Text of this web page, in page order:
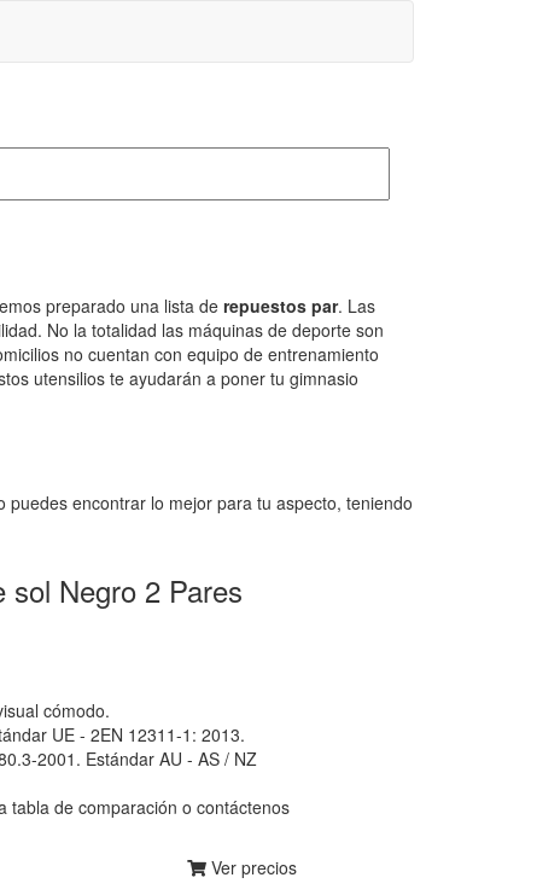
preparado una lista de repuestos par. Las
No la totalidad las máquinas de deporte son
no cuentan con equipo de entrenamiento
utensilios te ayudarán a poner tu gimnasio
encontrar lo mejor para tu aspecto, teniendo
sol Negro 2 Pares
cómodo.
UE - 2EN 12311-1: 2013.
2001. Estándar AU - AS / NZ
tabla de comparación o contáctenos
Ver precios